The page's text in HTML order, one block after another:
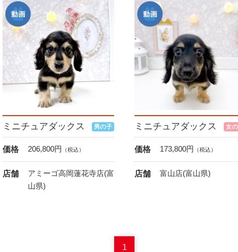
ミニチュアダックス 男の子
価格 206,800円 （税込）
店舗
アミーゴ高岡蓮花寺店(富
山県)
ミニチュアダックス 女
価格 173,800円 （税込）
店舗 富山店(富山県)
1